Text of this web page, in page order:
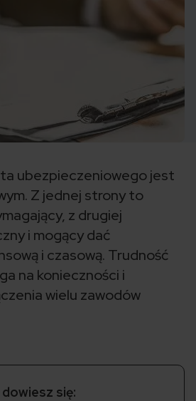
ubezpieczeniowego jest
Z jednej strony to
z drugiej
i mogący dać
i czasową. Trudność
na konieczności i
wielu zawodów
się: